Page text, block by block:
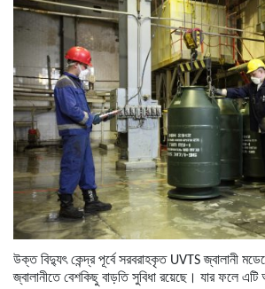
উক্ত বিদ্যুৎ কেন্দ্র পূর্বে সরবরাহকৃতUVTSজ্বালানী
জ্বালানীতে বেশকিছু বাড়তি সুবিধা রয়েছে। যার ফলে এটি